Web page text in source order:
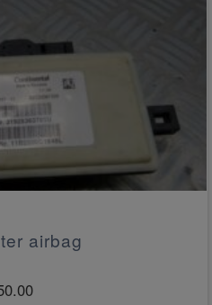
airbag